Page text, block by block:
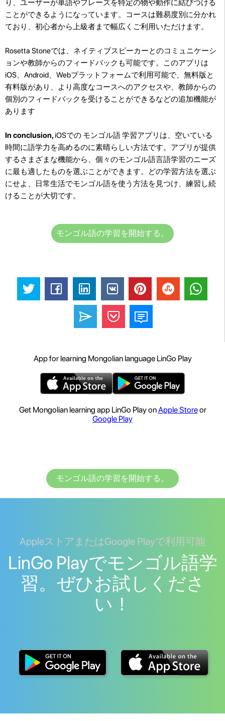
り、ユーザーが単語やフレーズを特定の物や動作に結びつける
ことができるようになっています。コースは難易度別に分かれ
ており、初心者から上級者まで幅広くご利用いただけます。
Rosetta Stoneでは、ネイティブスピーカーとのコミュニケーシ
ョンや教師からのフィードバックも可能です。このアプリは
iOS、Android、Webプラットフォームで利用可能で、無料版と
有料版があり、より高度なコースへのアクセスや、教師からの
個別のフィードバックを受けることができるなどの追加機能が
あります
In conclusion,iOSでの モンゴル語 学習アプリは、空いている
時間に語学力を高めるのに素晴らしい方法です。アプリが提供
するさまざまな機能から、個々のモンゴル語言語学習のニーズ
に最も適したものを選ぶことができます。どの学習方法を選ぶ
にせよ、日常生活でモンゴル語を使う方法を見つけ、練習し続
けることが大切です。
モンゴル語の学習を開始する。
App for learning Mongolian language LinGo Play
Get Mongolian learning app LinGo Play onApple Storeor
Google Play
モンゴル語の学習を開始する。
AppleストアまたはGoogle Playで利用可能
LinGo Playでモンゴル語学
習。ぜひお試しくださ
い！